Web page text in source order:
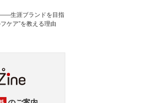
生涯ブランドを目指
ケア”を教える理由